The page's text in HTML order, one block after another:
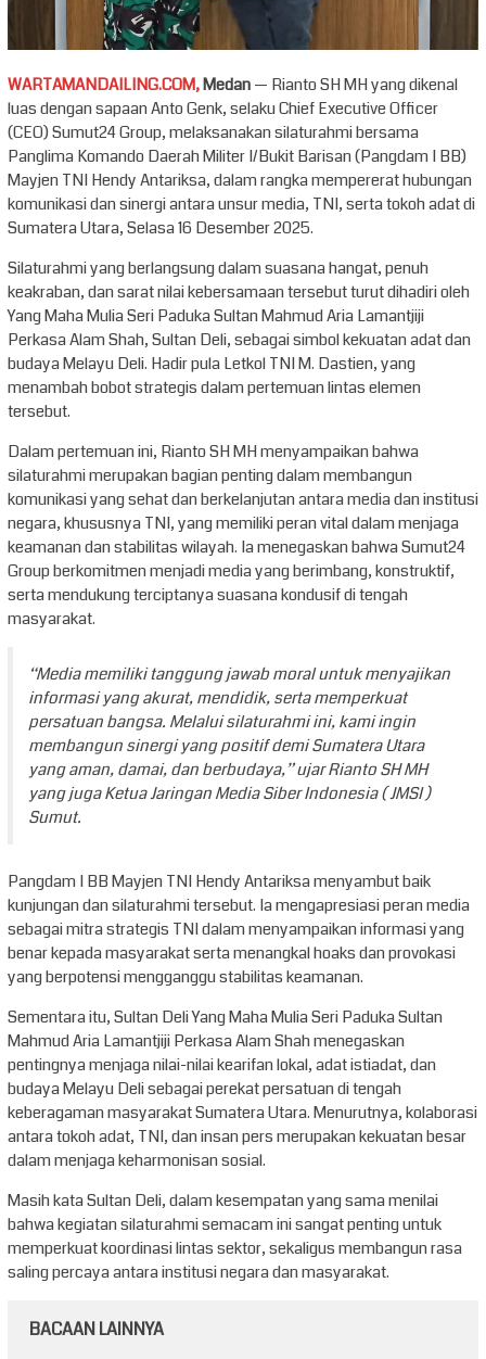
WARTAMANDAILING.COM,Medan— Rianto SH MH yang dikenal
luas dengan sapaan Anto Genk, selaku Chief Executive Officer
(CEO) Sumut24 Group, melaksanakan silaturahmi bersama
Panglima Komando Daerah Militer I/Bukit Barisan (Pangdam I BB)
Mayjen TNI Hendy Antariksa, dalam rangka mempererat hubungan
komunikasi dan sinergi antara unsur media, TNI, serta tokoh adat di
Sumatera Utara, Selasa 16 Desember 2025.
Silaturahmi yang berlangsung dalam suasana hangat, penuh
keakraban, dan sarat nilai kebersamaan tersebut turut dihadiri oleh
Yang Maha Mulia Seri Paduka Sultan Mahmud Aria Lamantjiji
Perkasa Alam Shah, Sultan Deli, sebagai simbol kekuatan adat dan
budaya Melayu Deli. Hadir pula Letkol TNI M. Dastien, yang
menambah bobot strategis dalam pertemuan lintas elemen
tersebut.
Dalam pertemuan ini, Rianto SH MH menyampaikan bahwa
silaturahmi merupakan bagian penting dalam membangun
komunikasi yang sehat dan berkelanjutan antara media dan institusi
negara, khususnya TNI, yang memiliki peran vital dalam menjaga
keamanan dan stabilitas wilayah. Ia menegaskan bahwa Sumut24
Group berkomitmen menjadi media yang berimbang, konstruktif,
serta mendukung terciptanya suasana kondusif di tengah
masyarakat.
“Media memiliki tanggung jawab moral untuk menyajikan
informasi yang akurat, mendidik, serta memperkuat
persatuan bangsa. Melalui silaturahmi ini, kami ingin
membangun sinergi yang positif demi Sumatera Utara
yang aman, damai, dan berbudaya,” ujar Rianto SH MH
yang juga Ketua Jaringan Media Siber Indonesia ( JMSI )
Sumut.
Pangdam I BB Mayjen TNI Hendy Antariksa menyambut baik
kunjungan dan silaturahmi tersebut. Ia mengapresiasi peran media
sebagai mitra strategis TNI dalam menyampaikan informasi yang
benar kepada masyarakat serta menangkal hoaks dan provokasi
yang berpotensi mengganggu stabilitas keamanan.
Sementara itu, Sultan Deli Yang Maha Mulia Seri Paduka Sultan
Mahmud Aria Lamantjiji Perkasa Alam Shah menegaskan
pentingnya menjaga nilai-nilai kearifan lokal, adat istiadat, dan
budaya Melayu Deli sebagai perekat persatuan di tengah
keberagaman masyarakat Sumatera Utara. Menurutnya, kolaborasi
antara tokoh adat, TNI, dan insan pers merupakan kekuatan besar
dalam menjaga keharmonisan sosial.
Masih kata Sultan Deli, dalam kesempatan yang sama menilai
bahwa kegiatan silaturahmi semacam ini sangat penting untuk
memperkuat koordinasi lintas sektor, sekaligus membangun rasa
saling percaya antara institusi negara dan masyarakat.
BACAAN LAINNYA